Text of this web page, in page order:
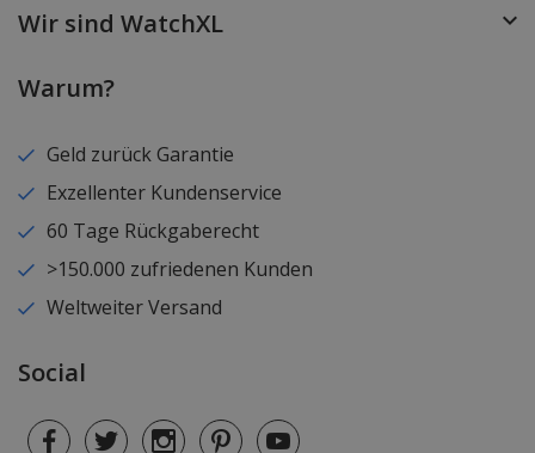
Wir sind WatchXL
Warum?
Geld zurück Garantie
Exzellenter Kundenservice
60 Tage Rückgaberecht
>150.000 zufriedenen Kunden
Weltweiter Versand
Social